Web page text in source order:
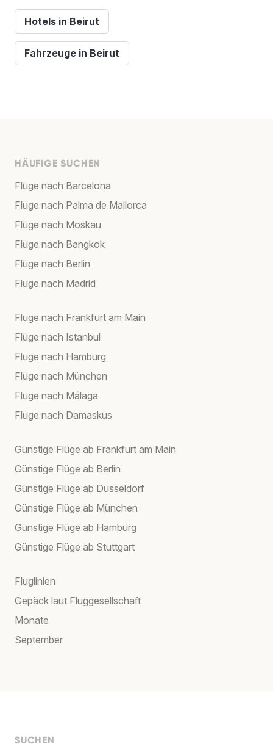
Hotels in Beirut
Fahrzeuge in Beirut
HÄUFIGE SUCHEN
Flüge nach Barcelona
Flüge nach Palma de Mallorca
Flüge nach Moskau
Flüge nach Bangkok
Flüge nach Berlin
Flüge nach Madrid
Flüge nach Frankfurt am Main
Flüge nach Istanbul
Flüge nach Hamburg
Flüge nach München
Flüge nach Málaga
Flüge nach Damaskus
Günstige Flüge ab Frankfurt am Main
Günstige Flüge ab Berlin
Günstige Flüge ab Düsseldorf
Günstige Flüge ab München
Günstige Flüge ab Hamburg
Günstige Flüge ab Stuttgart
Fluglinien
Gepäck laut Fluggesellschaft
Monate
September
SUCHEN